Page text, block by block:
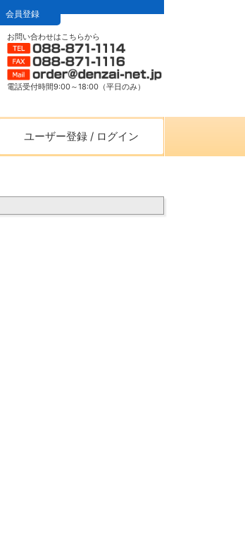
会員登録
お問い合わせはこちらから
電話受付時間9:00～18:00（平日のみ）
ユーザー登録 / ログイン